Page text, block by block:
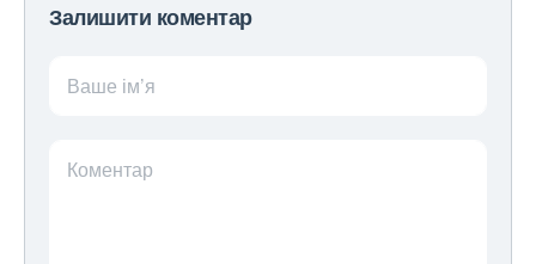
Залишити коментар
Ваше ім’я
Коментар